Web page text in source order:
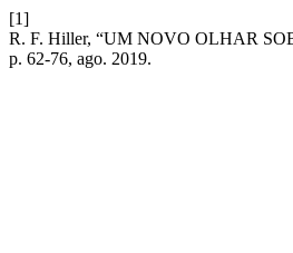
[1]
R. F. Hiller, “UM NOVO OLHAR
p. 62-76, ago. 2019.